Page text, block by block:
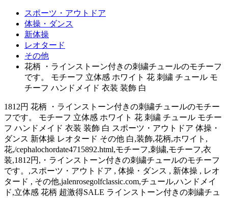
スポーツ・アウトドア
体操・ダンス
新体操
レオタード
その他
花柄 ・ラインストーン付きの刺繍チュールのモチーフ
です。 モチーフ 立体感 ホワイト 花 刺繍 チュール モ
チーフ ハンドメイド 衣装 装飾 白
1812円 花柄 ・ラインストーン付きの刺繍チュールのモチー
フです。 モチーフ 立体感 ホワイト 花 刺繍 チュール モチー
フ ハンドメイド 衣装 装飾 白 スポーツ・アウトドア 体操・
ダンス 新体操 レオタード その他 白,装飾,花柄,ホワイト,
花,/cephalochordate4715892.html,モチーフ,刺繍,モチーフ,衣
装,1812円,・ラインストーン付きの刺繍チュールのモチーフ
です。,スポーツ・アウトドア , 体操・ダンス , 新体操 , レオ
タード , その他,jalenrosegolfclassic.com,チュール,ハンドメイ
ド,立体感 花柄 超激得SALE ラインストーン付きの刺繍チュ